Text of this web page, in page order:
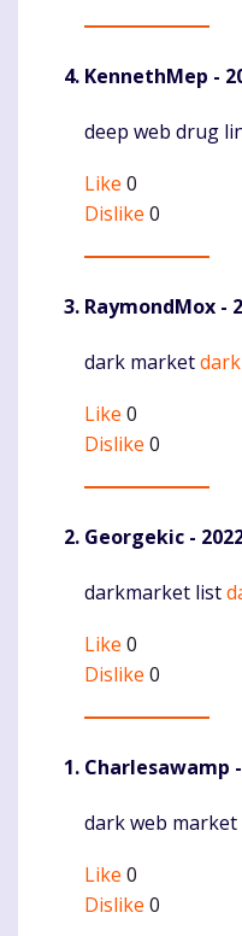
KennethMep -
Komentaras
deep web drug
Like 0
Dislike 0
RaymondMox -
Komentaras
dark market
Like 0
Dislike 0
Georgekic -
Komentaras
darkmarket list
Like 0
Dislike 0
Charlesawamp
Komentaras
dark web market
Like 0
Dislike 0